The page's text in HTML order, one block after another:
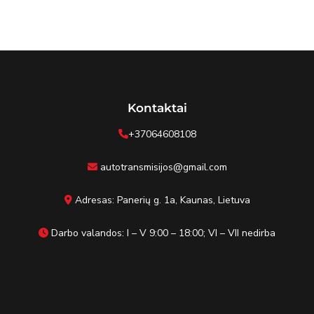
Kontaktai
+37064608108
autotransmisijos@gmail.com
Adresas: Panerių g. 1a, Kaunas, Lietuva
Darbo valandos: I – V 9:00 – 18:00; VI – VII nedirba